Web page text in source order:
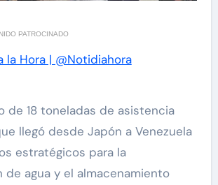
PATROCINADO
la Hora | @Notidiahora
llegó desde Japón a Venezuela
estratégicos para la
de agua y el almacenamiento